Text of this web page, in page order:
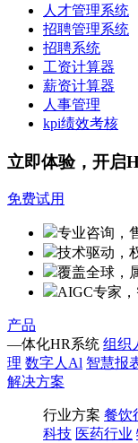
人才管理系统
招聘管理系统
招聘系统
工资计算器
薪资计算器
人事管理
kpi绩效考核
立即体验，开启
免费试用
专业咨询，
技术驱动，
覆盖全球，
AIGC专家
产品
—体化HR系统 组织
理 数字人Al 智慧报
解决方案
行业方案 餐饮
科技 医药行业